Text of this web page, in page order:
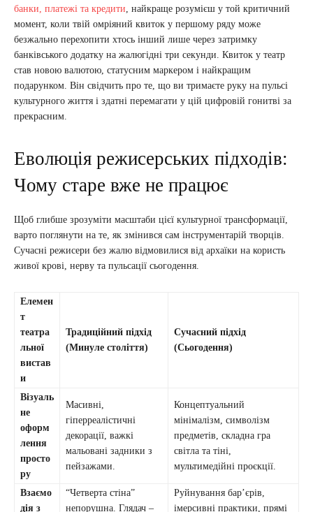
банки, платежі та кредити, найкраще розумієш у той критичний
момент, коли твій омріяний квиток у першому ряду може
безжально перехопити хтось інший лише через затримку
банківського додатку на жалюгідні три секунди. Квиток у театр
став новою валютою, статусним маркером і найкращим
подарунком. Він свідчить про те, що ви тримаєте руку на пульсі
культурного життя і здатні перемагати у цій цифровій гонитві за
прекрасним.
Еволюція режисерських підходів:
Чому старе вже не працює
Щоб глибше зрозуміти масштаби цієї культурної трансформації,
варто поглянути на те, як змінився сам інструментарій творців.
Сучасні режисери без жалю відмовилися від архаїки на користь
живої крові, нерву та пульсації сьогодення.
Елемен
т
театра
льної
вистав
и
Традиційний підхід
(Минуле століття)
Сучасний підхід
(Сьогодення)
Візуаль
не
оформ
лення
просто
ру
Масивні,
гіперреалістичні
декорації, важкі
мальовані задники з
пейзажами.
Концептуальний
мінімалізм, символізм
предметів, складна гра
світла та тіні,
мультимедійні проєкції.
Взаємо
дія з
“Четверта стіна”
непорушна. Глядач –
Руйнування бар’єрів,
імерсивні практики, прямі